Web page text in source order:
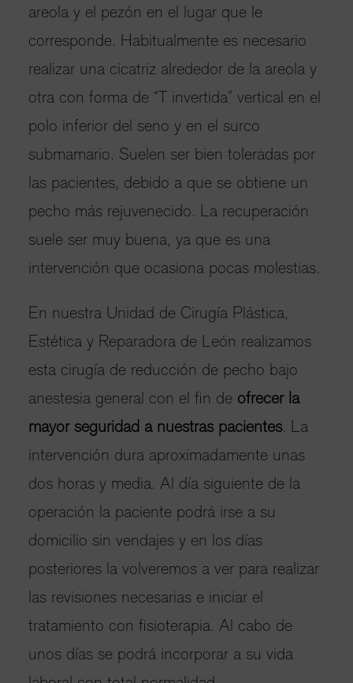
areola y el pezón en el lugar que le
corresponde. Habitualmente es necesario
realizar una cicatriz alrededor de la areola y
otra con forma de “T invertida” vertical en el
polo inferior del seno y en el surco
submamario. Suelen ser bien toleradas por
las pacientes, debido a que se obtiene un
pecho más rejuvenecido. La recuperación
suele ser muy buena, ya que es una
intervención que ocasiona pocas molestias.
En nuestra Unidad de Cirugía Plástica,
Estética y Reparadora de León realizamos
esta cirugía de reducción de pecho bajo
anestesia general con el fin de ofrecer la
mayor seguridad a nuestras pacientes. La
intervención dura aproximadamente unas
dos horas y media. Al día siguiente de la
operación la paciente podrá irse a su
domicilio sin vendajes y en los días
posteriores la volveremos a ver para realizar
las revisiones necesarias e iniciar el
tratamiento con fisioterapia. Al cabo de
unos días se podrá incorporar a su vida